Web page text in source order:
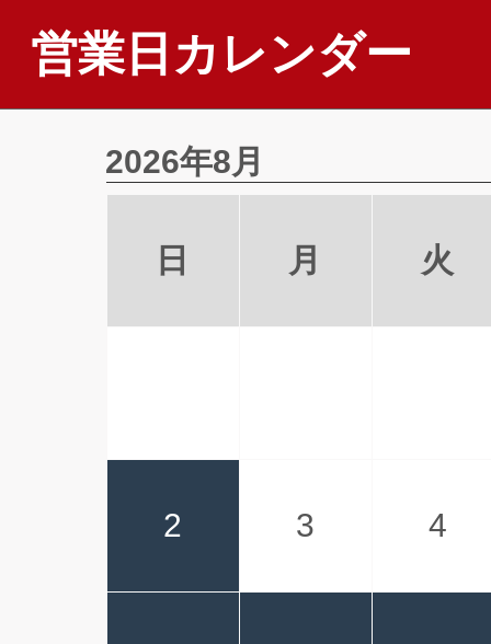
営業日カレンダー
2026年8月
日 月 火
2 3 4